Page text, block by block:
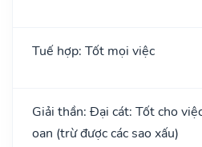
Tuế hợp: Tốt mọi việc
Giải thần: Đại cát: Tốt cho
oan (trừ được các sao xấu)